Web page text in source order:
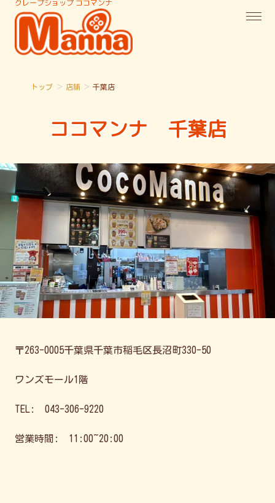
クレープショップ ココマンナ
トップ ＞ 店舗 ＞ 千葉店
ココマンナ 千葉店
〒263-0005千葉県千葉市稲毛区長沼町330-50
ワンズモール1階
TEL: 043-306-9220
営業時間: 11:00~20:00